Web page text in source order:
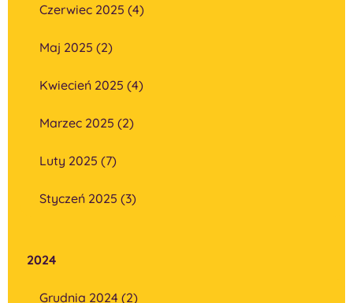
Czerwiec 2025 (4)
Maj 2025 (2)
Kwiecień 2025 (4)
Marzec 2025 (2)
Luty 2025 (7)
Styczeń 2025 (3)
2024
Grudnia 2024 (2)